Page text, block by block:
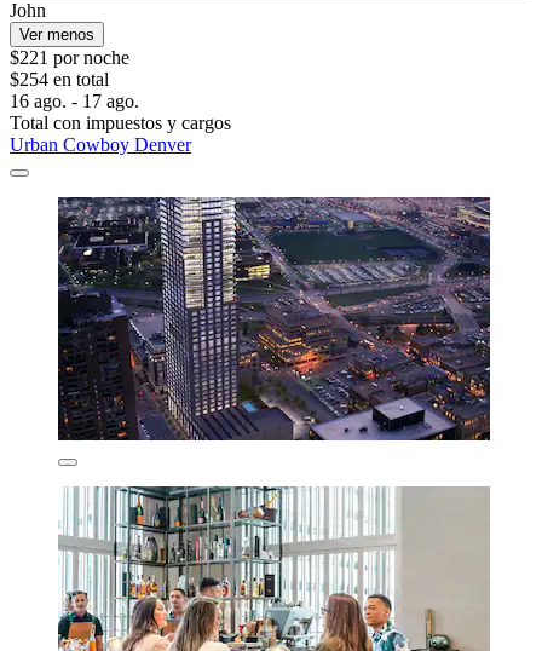
John
Ver menos
$221 por noche
$254 en total
16 ago. - 17 ago.
Total con impuestos y cargos
Urban Cowboy Denver